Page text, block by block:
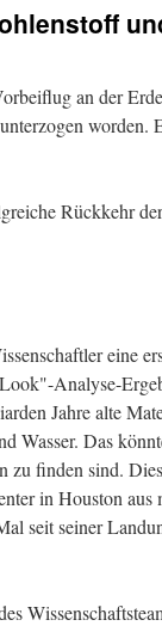
an der
Rückkehr
eine
Analyse-
Jahre alte
Wasser. Das
zu finden sind. Dies
in Houston
seit seiner